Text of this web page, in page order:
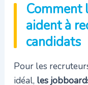
Comment
aident à
candidats
Pour les
idéal, les